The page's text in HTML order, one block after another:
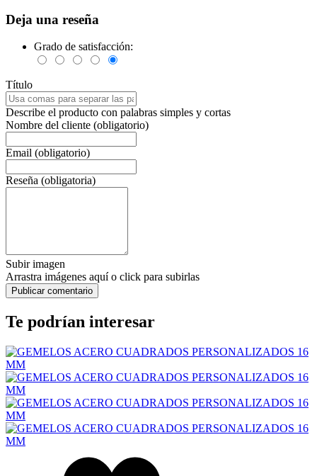
Deja una reseña
Grado de satisfacción:
Título
Describe el producto con palabras simples y cortas
Nombre del cliente (obligatorio)
Email (obligatorio)
Reseña (obligatoria)
Subir imagen
Arrastra imágenes aquí o click para subirlas
Te podrían interesar